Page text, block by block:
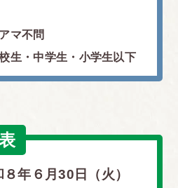
マ不問
生・中学生・小学生以下
年６月30日（火）